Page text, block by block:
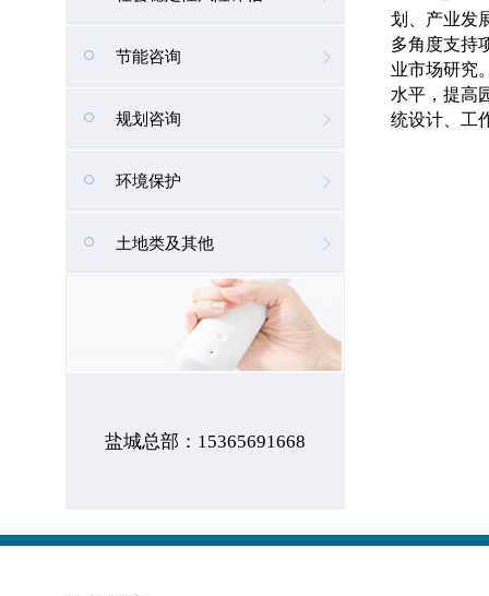
节能咨询
规划咨询
环境保护
土地类及其他
盐城总部：15365691668
划、产业发
多角度支持
业市场研究
水平，提高
统设计、工